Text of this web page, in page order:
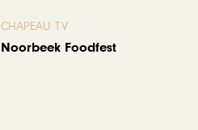
CHAPEAU TV
Noorbeek Foodfest